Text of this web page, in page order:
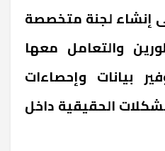
لجنة متخصصة
والتعامل معها
بيانات وإحصاءات
الحقيقية داخل